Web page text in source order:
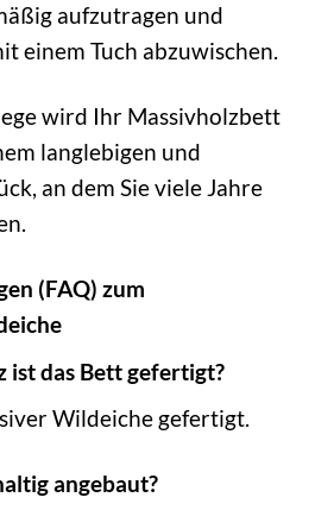
aufzutragen und
einem Tuch abzuwischen.
wird Ihr Massivholzbett
langlebigen und
an dem Sie viele Jahre
(FAQ) zum
ist das Bett gefertigt?
Wildeiche gefertigt.
angebaut?